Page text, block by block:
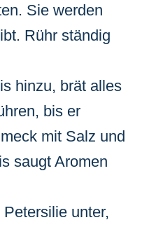
Sie werden
Rühr ständig
hinzu, brät alles
bis er
mit Salz und
saugt Aromen
unter,